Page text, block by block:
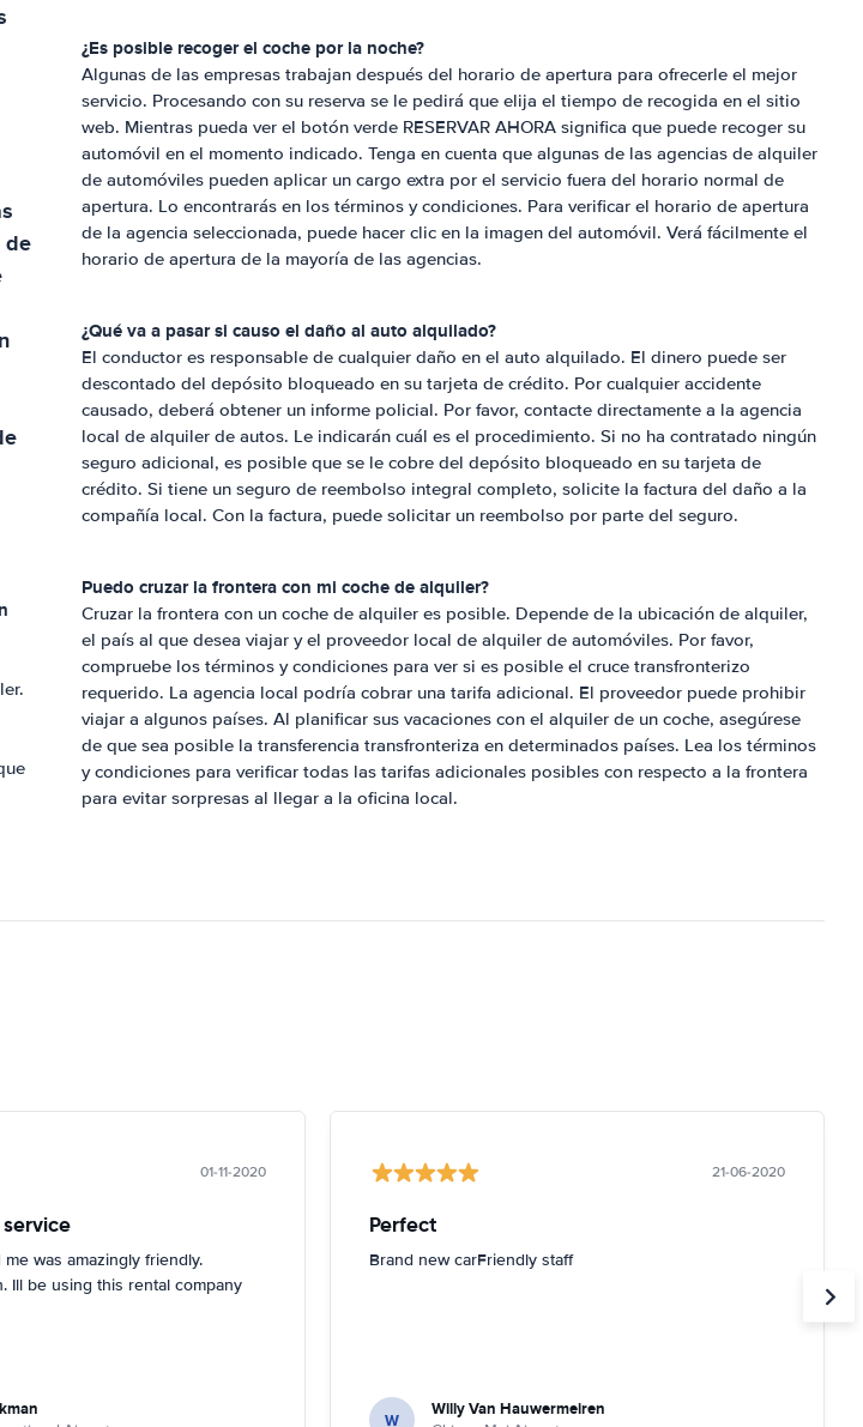
de
¿Es posible recoger el coche por la noche?
Algunas de las empresas trabajan después del horario de apertura para ofrecerle el mejor
servicio. Procesando con su reserva se le pedirá que elija el tiempo de recogida en el sitio
web. Mientras pueda ver el botón verde RESERVAR AHORA significa que puede recoger su
automóvil en el momento indicado. Tenga en cuenta que algunas de las agencias de alquiler
de automóviles pueden aplicar un cargo extra por el servicio fuera del horario normal de
apertura. Lo encontrarás en los términos y condiciones. Para verificar el horario de apertura
de la agencia seleccionada, puede hacer clic en la imagen del automóvil. Verá fácilmente el
horario de apertura de la mayoría de las agencias.
¿Qué va a pasar si causo el daño al auto alquilado?
El conductor es responsable de cualquier daño en el auto alquilado. El dinero puede ser
descontado del depósito bloqueado en su tarjeta de crédito. Por cualquier accidente
causado, deberá obtener un informe policial. Por favor, contacte directamente a la agencia
local de alquiler de autos. Le indicarán cuál es el procedimiento. Si no ha contratado ningún
seguro adicional, es posible que se le cobre del depósito bloqueado en su tarjeta de
crédito. Si tiene un seguro de reembolso integral completo, solicite la factura del daño a la
compañía local. Con la factura, puede solicitar un reembolso por parte del seguro.
Puedo cruzar la frontera con mi coche de alquiler?
Cruzar la frontera con un coche de alquiler es posible. Depende de la ubicación de alquiler,
el país al que desea viajar y el proveedor local de alquiler de automóviles. Por favor,
compruebe los términos y condiciones para ver si es posible el cruce transfronterizo
requerido. La agencia local podría cobrar una tarifa adicional. El proveedor puede prohibir
viajar a algunos países. Al planificar sus vacaciones con el alquiler de un coche, asegúrese
de que sea posible la transferencia transfronteriza en determinados países. Lea los términos
y condiciones para verificar todas las tarifas adicionales posibles con respecto a la frontera
para evitar sorpresas al llegar a la oficina local.
01-11-2020
was amazingly friendly.
Ill be using this rental company
21-06-2020
Perfect
Brand new carFriendly staff
W Willy Van Hauwermeiren